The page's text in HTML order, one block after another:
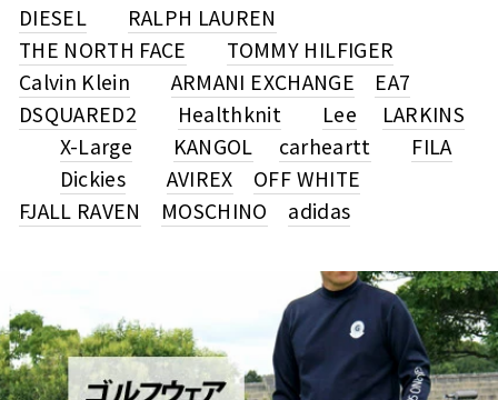
DIESEL
RALPH LAUREN
THE NORTH FACE
TOMMY HILFIGER
Calvin Klein
ARMANI EXCHANGE
EA7
DSQUARED2
Healthknit Lee
LARKINS
X-Large
KANGOL carheartt
FILA
Dickies
AVIREX
OFF WHITE
FJALL RAVEN
MOSCHINO adidas